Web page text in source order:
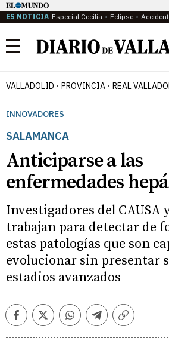
ES NOTICIA Especial Cecilia Eclipse
Menú
VALLADOLID PROVINCIA REAL
INNOVADORES
SALAMANCA
Anticiparse a las
enfermedades
Investigadores del CAUSA
trabajan para detectar de
estas patologías que son
evolucionar sin presentar
estadios avanzados
FacebookTwitterWhatsappTelegramCopiar